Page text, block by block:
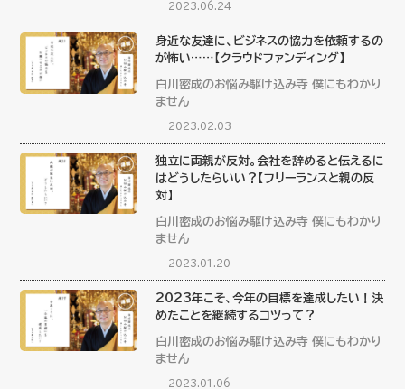
2023.06.24
身近な友達に、ビジネスの協力を依頼するの
が怖い……【クラウドファンディング】
白川密成のお悩み駆け込み寺 僕にもわかり
ません
2023.02.03
独立に両親が反対。会社を辞めると伝えるに
はどうしたらいい？【フリーランスと親の反
対】
白川密成のお悩み駆け込み寺 僕にもわかり
ません
2023.01.20
2023年こそ、今年の目標を達成したい！決
めたことを継続するコツって？
白川密成のお悩み駆け込み寺 僕にもわかり
ません
2023.01.06